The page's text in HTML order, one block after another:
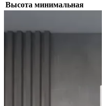
Высота минимальная